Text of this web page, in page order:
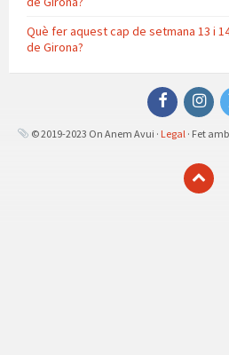
Què fer aquest cap de setmana 13 i
de Girona?
Facebook
© 2019-2023 On Anem Avui · Legal · Fet amb